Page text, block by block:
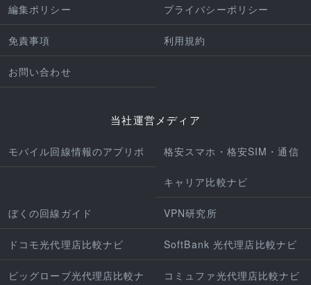
編集ポリシー プライバシーポリシー
免責事項 利用規約
お問い合わせ
当社運営メディア
モバイル回線情報のアプリポ 格安スマホ・格安SIM・通信
キャリア比較ナビ
ぼくの回線ガイド VPN研究所
ドコモ光代理店比較ナビ SoftBank 光代理店比較ナビ
ビッグローブ光代理店比較ナ コミュファ光代理店比較ナビ